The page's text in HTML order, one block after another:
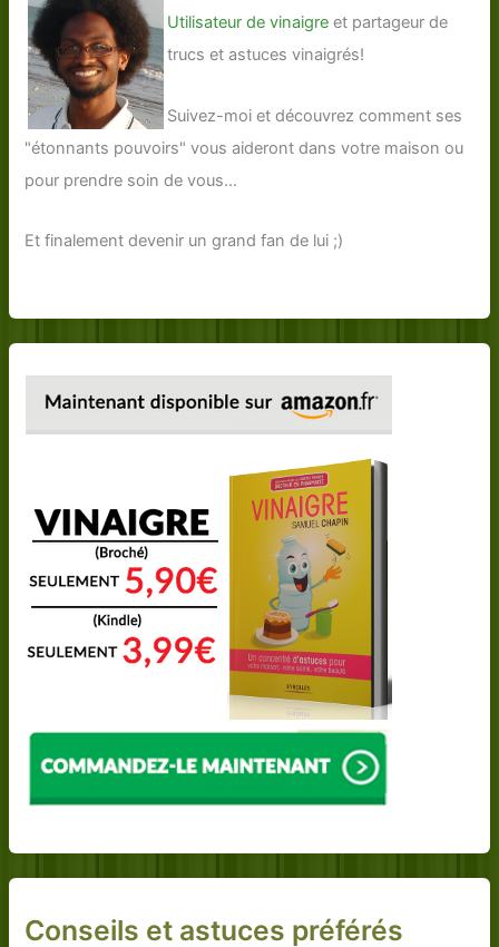
Utilisateur de vinaigre et partageur de
trucs et astuces vinaigrés!
Suivez-moi et découvrez comment ses
"étonnants pouvoirs" vous aideront dans votre maison ou
pour prendre soin de vous...
Et finalement devenir un grand fan de lui ;)
Conseils et astuces préférés